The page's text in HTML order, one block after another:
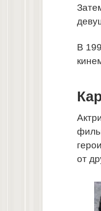
В
от